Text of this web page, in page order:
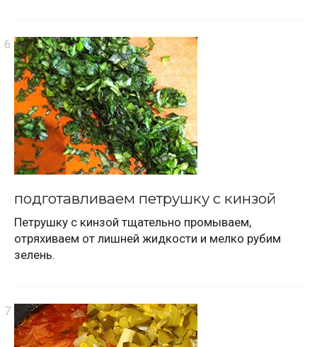
подготавливаем петрушку с кинзой
Петрушку с кинзой тщательно промываем,
отряхиваем от лишней жидкости и мелко рубим
зелень.